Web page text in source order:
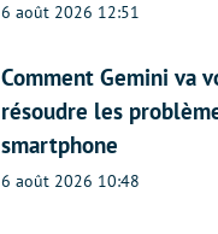
6 août 2026 12:51
Comment Gemini va
résoudre les
smartphone
6 août 2026 10:48